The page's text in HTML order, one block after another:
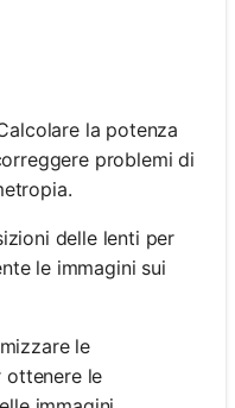
la potenza
problemi di
delle lenti per
le immagini sui
le
ottenere le